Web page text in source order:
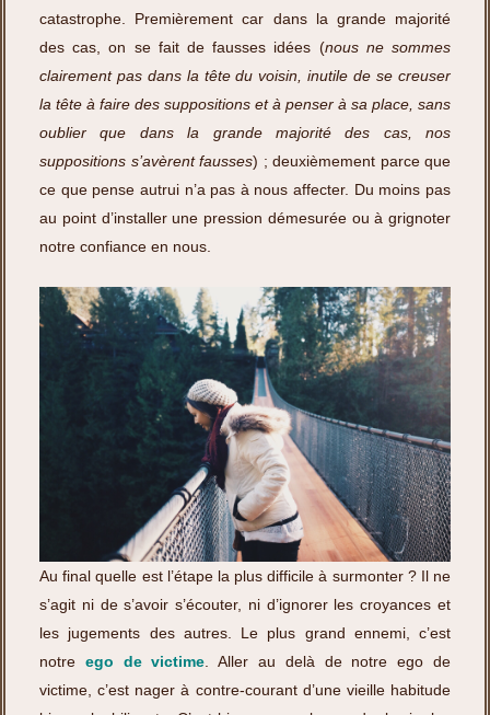
catastrophe. Premièrement car dans la grande majorité
des cas, on se fait de fausses idées (nous ne sommes
clairement pas dans la tête du voisin, inutile de se creuser
la tête à faire des suppositions et à penser à sa place, sans
oublier que dans la grande majorité des cas, nos
suppositions s’avèrent fausses) ; deuxièmement parce que
ce que pense autrui n’a pas à nous affecter. Du moins pas
au point d’installer une pression démesurée ou à grignoter
notre confiance en nous.
Au final quelle est l’étape la plus difficile à surmonter ? Il ne
s’agit ni de s’avoir s’écouter, ni d’ignorer les croyances et
les jugements des autres. Le plus grand ennemi, c’est
notre ego de victime . Aller au delà de notre ego de
victime, c’est nager à contre-courant d’une vieille habitude